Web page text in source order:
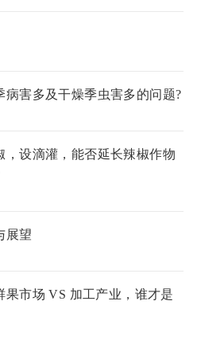
害多及干燥季虫害多的问题?
，设滴灌，能否延长辣椒作物
展望
市场 VS 加工产业，谁才是